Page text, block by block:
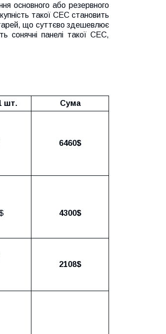
основного або резервного
такої СЕС становить
що суттєво здешевлює
сонячні панелі такої СЕС,
шт. Сума
6460$
4300$
2108$